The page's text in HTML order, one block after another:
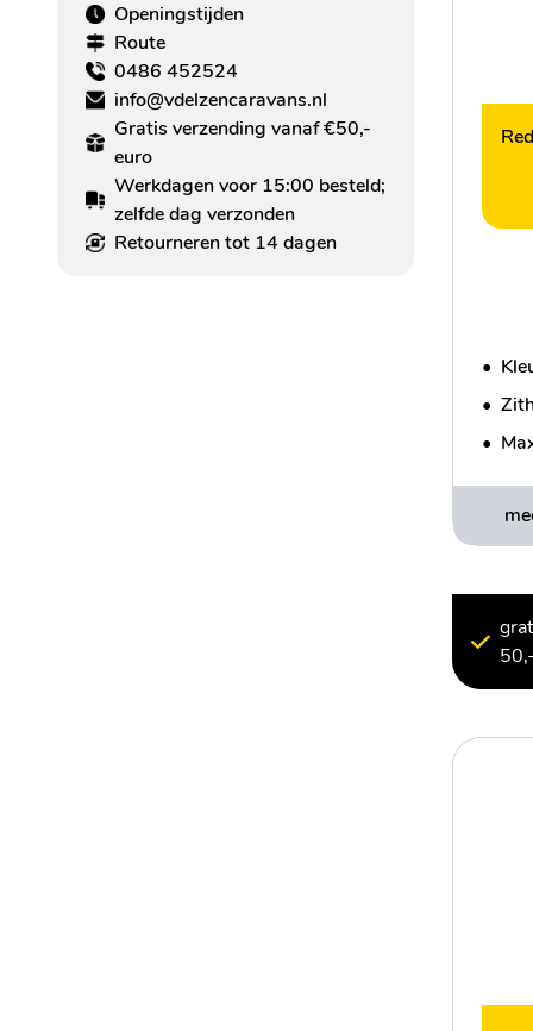
Openingstijden
Route
0486 452524
info@vdelzencaravans.nl
Gratis verzending vanaf €50,-
euro
Werkdagen voor 15:00 besteld;
zelfde dag verzonden
Retourneren tot 14 dagen
•
•
•
50,-